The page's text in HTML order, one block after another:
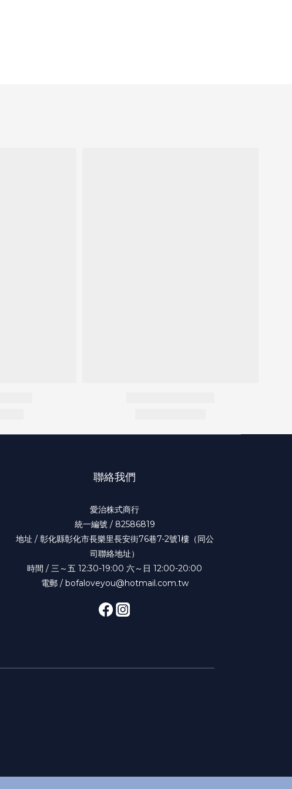
聯絡我們
愛治株式商行
統一編號 / 82586819
地址 / 彰化縣彰化市長樂里長安街76巷7-2號1樓（同公
司聯絡地址）
時間 / 三～五 12:30-19:00 六～日 12:00-20:00
電郵 / bofaloveyou@hotmail.com.tw